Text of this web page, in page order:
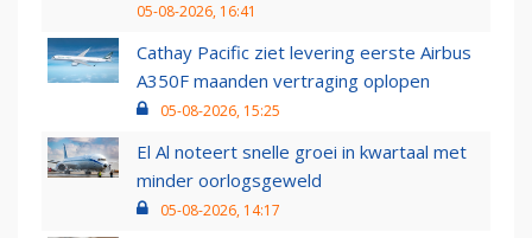
05-08-2026, 16:41
Cathay Pacific ziet levering eerste Airbus
A350F maanden vertraging oplopen
05-08-2026, 15:25
El Al noteert snelle groei in kwartaal met
minder oorlogsgeweld
05-08-2026, 14:17